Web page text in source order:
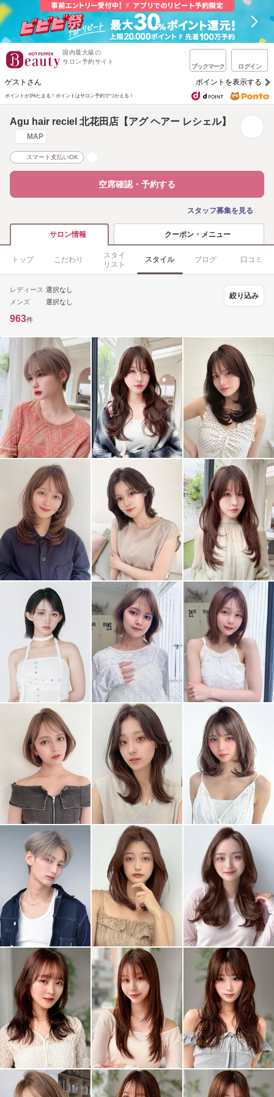
国内最大級の
サロン予約サイト
ブックマーク ログイン
ゲストさん ポイントを表示する
ポイントが1%たまる！ ポイントはサロン予約でつかえる！
Agu hair reciel 北花田店【アグ ヘアー レシェル】
MAP
スマート支払いOK
空席確認・予約する
スタッフ募集を見る
サロン情報 クーポン・メニュー
トップ こだわり
スタイ
リスト
スタイル ブログ 口コミ
レディース 選択なし
メンズ
選択なし
絞り込み
963件